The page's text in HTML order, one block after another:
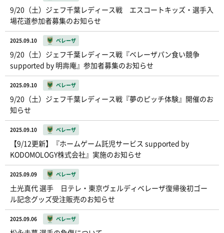
9/20（土）ジェフ千葉レディース戦 エスコートキッズ・選手入
場花道参加者募集のお知らせ
2025.09.10 ベレーザ
9/20（土）ジェフ千葉レディース戦『ベレーザパン食い競争
supported by 明壽庵』参加者募集のお知らせ
2025.09.10 ベレーザ
9/20（土）ジェフ千葉レディース戦『夢のピッチ体験』開催のお
知らせ
2025.09.10 ベレーザ
【9/12更新】『ホームゲーム託児サービス supported by
KODOMOLOGY株式会社』実施のお知らせ
2025.09.09 ベレーザ
土光真代 選手 日テレ・東京ヴェルディベレーザ復帰後初ゴー
ル記念グッズ受注販売のお知らせ
2025.09.06 ベレーザ